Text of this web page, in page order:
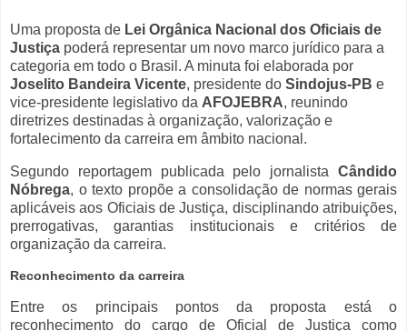
Uma proposta de Lei Orgânica Nacional dos Oficiais de
Justiça poderá representar um novo marco jurídico para a
categoria em todo o Brasil. A minuta foi elaborada por
Joselito Bandeira Vicente, presidente do Sindojus-PB e
vice-presidente legislativo da AFOJEBRA, reunindo
diretrizes destinadas à organização, valorização e
fortalecimento da carreira em âmbito nacional.
Segundo reportagem publicada pelo jornalista Cândido
Nóbrega, o texto propõe a consolidação de normas gerais
aplicáveis aos Oficiais de Justiça, disciplinando atribuições,
prerrogativas, garantias institucionais e critérios de
organização da carreira.
Reconhecimento da carreira
Entre os principais pontos da proposta está o
reconhecimento do cargo de Oficial de Justiça como